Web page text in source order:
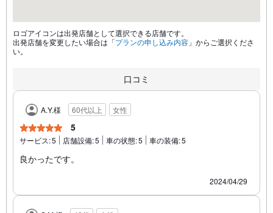
ロゴアイコンは出発店舗として選択できる店舗です。
出発店舗を変更したい場合は「プランの申し込み内容 」からご選択くださ
い。
口コミ
A.Y.様 60代以上 女性
5
サービス:5 店舗設備:5 車の状態:5 車の装備:5
良かったです。
2024/04/29